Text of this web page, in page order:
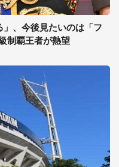
、今後見たいのは「フ
制覇王者が熱望